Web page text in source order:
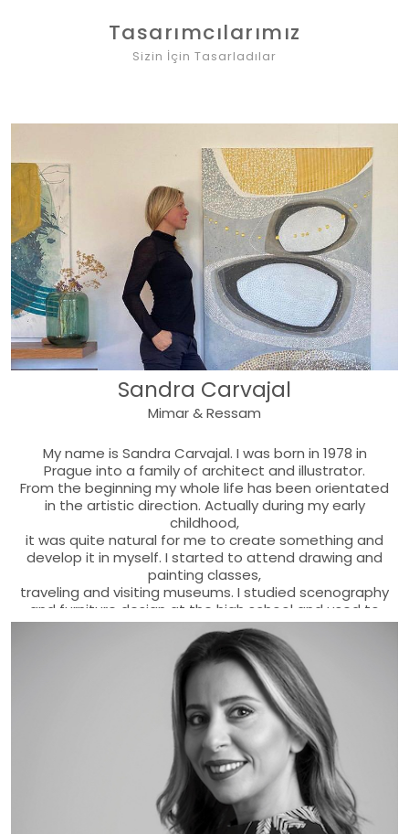
Tasarımcılarımız
Sizin İçin Tasarladılar
Sandra Carvajal
Mimar & Ressam
My name is Sandra Carvajal. I was born in 1978 in
Prague into a family of architect and illustrator.
From the beginning my whole life has been orientated
in the artistic direction. Actually during my early
childhood,
it was quite natural for me to create something and
develop it in myself. I started to attend drawing and
painting classes,
traveling and visiting museums. I studied scenography
and furniture design at the high school and used to
help
in a theater association with costumes and stage
production. From practical reasons I continued to
study Architecture and Design
at the Academy of Arts, Architecture and Design in
Prague. I think that on one side, the architecture
should combine art with
the practicality and culturality of living. On the other
side, I have learned very well to be patient thanks to
the time spent on projects,
which still is a benefit for the kind of technique I use in
painting. At the University I also tried in addition to